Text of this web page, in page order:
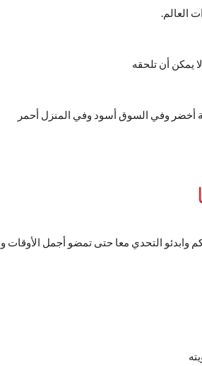
العالم.
يمكن أن تلحقه
أخضر وفي السوق أسود وفي المنزل أحمر
وابدئو التحدي معا حتى تمضو أجمل الأوقات